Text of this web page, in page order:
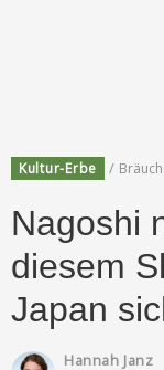
Kultur-Erbe /
Nagoshi
diesem
Japan
Hannah Janz